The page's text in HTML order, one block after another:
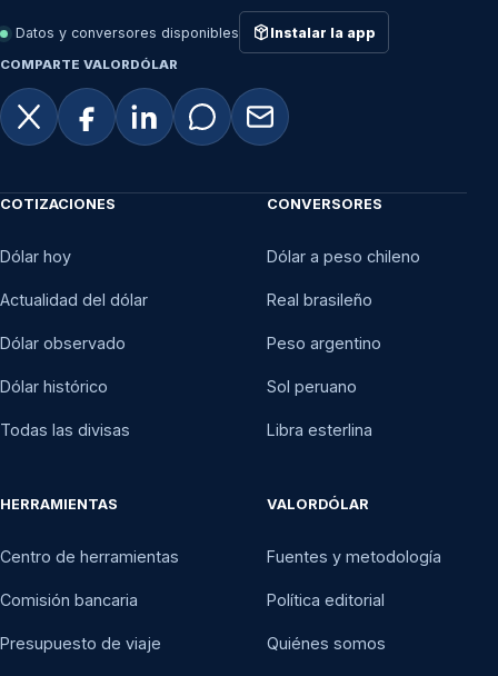
Datos y conversores disponibles Instalar la app
COMPARTE VALORDÓLAR
COTIZACIONES
Dólar hoy
Actualidad del dólar
Dólar observado
Dólar histórico
Todas las divisas
CONVERSORES
Dólar a peso chileno
Real brasileño
Peso argentino
Sol peruano
Libra esterlina
HERRAMIENTAS
Centro de herramientas
Comisión bancaria
Presupuesto de viaje
VALORDÓLAR
Fuentes y metodología
Política editorial
Quiénes somos